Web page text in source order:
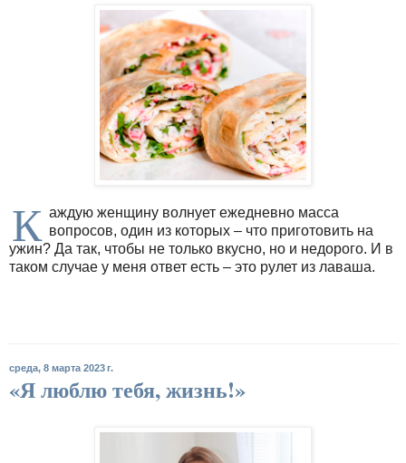
К аждую женщину волнует ежедневно масса
вопросов, один из которых – что приготовить на
ужин? Да так, чтобы не только вкусно, но и недорого. И в
таком случае у меня ответ есть – это рулет из лаваша.
среда, 8 марта 2023 г.
«Я люблю тебя, жизнь!»